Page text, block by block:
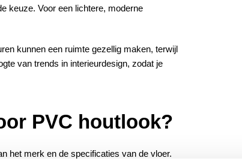
keuze. Voor een lichtere, moderne
kunnen een ruimte gezellig maken, terwijl
van trends in interieurdesign, zodat je
PVC houtlook?
het merk en de specificaties van de vloer.